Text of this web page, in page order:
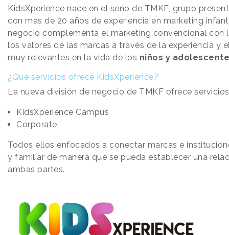
KidsXperience nace en el seno de TMKF, grupo
con más de 20 años de experiencia en marketing
negocio complementa el marketing convencional con
los valores de las marcas a través de la experiencia y
muy relevantes en la vida de los niños y
¿Qué servicios ofrece KidsXperience?
La nueva división de negocio de TMKF ofrece
KidsXperience Campus
Corporate
Todos ellos enfocados a conectar marcas e
y familiar de manera que se pueda establecer una
ambas partes.